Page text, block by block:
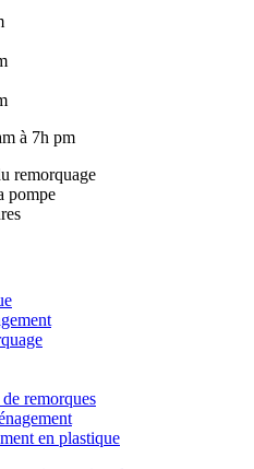
à 7h pm
remorquage
pompe
remorques
en plastique